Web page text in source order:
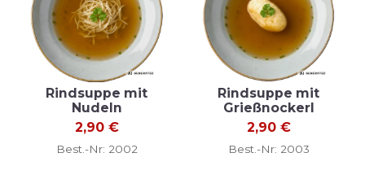
Rindsuppe mit
Nudeln
2,90 €
Best.-Nr: 2002
Rindsuppe mit
Grießnockerl
2,90 €
Best.-Nr: 2003